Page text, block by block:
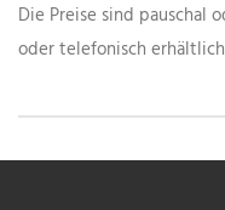
Die Preise sind pauschal
oder telefonisch